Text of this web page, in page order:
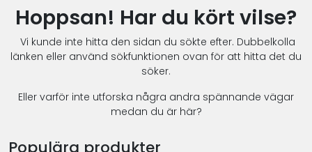
Hoppsan! Har du kört vilse?
Vi kunde inte hitta den sidan du sökte efter. Dubbelkolla
länken eller använd sökfunktionen ovan för att hitta det du
söker.
Eller varför inte utforska några andra spännande vägar
medan du är här?
Populära produkter